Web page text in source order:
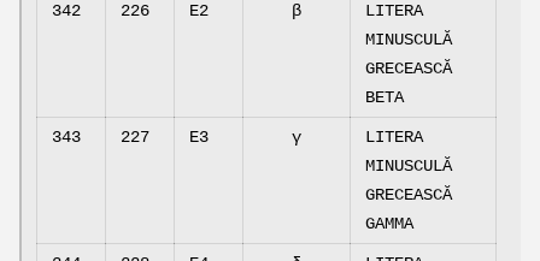
342 226 E2 β
LITERA
MINUSCULĂ
GRECEASCĂ
BETA
343 227 E3 γ
LITERA
MINUSCULĂ
GRECEASCĂ
GAMMA